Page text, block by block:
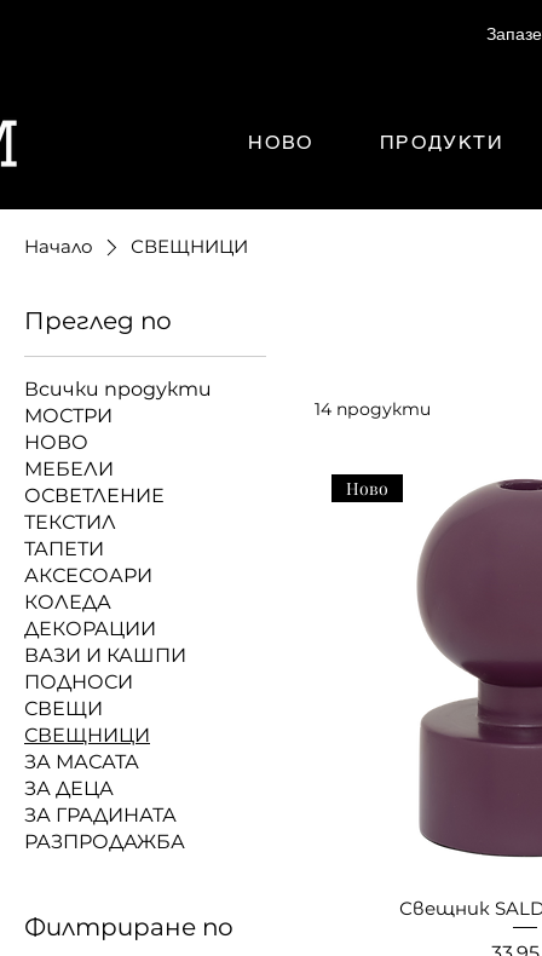
НОВО ПРОДУКТИ
Начало СВЕЩНИЦИ
Преглед по
Всички продукти
МОСТРИ
НОВО
МЕБЕЛИ
ОСВЕТЛЕНИЕ
ТЕКСТИЛ
ТАПЕТИ
АКСЕСОАРИ
КОЛЕДА
ДЕКОРАЦИИ
ВАЗИ И КАШПИ
ПОДНОСИ
СВЕЩИ
СВЕЩНИЦИ
ЗА МАСАТА
ЗА ДЕЦА
ЗА ГРАДИНАТА
РАЗПРОДАЖБА
Филтриране по
14 продукти
Ново
Свещник